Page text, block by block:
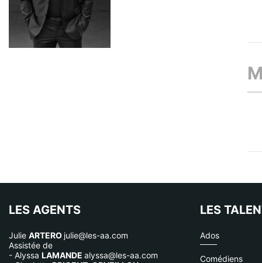
LES AGENTS
Julie ARTERO julie@les-aa.com
Assistée de
- Alyssa LAMANDE alyssa@les-aa.com
LES
Ados
Comédiens